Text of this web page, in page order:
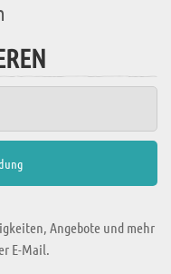
Angebote und mehr
E-Mail.